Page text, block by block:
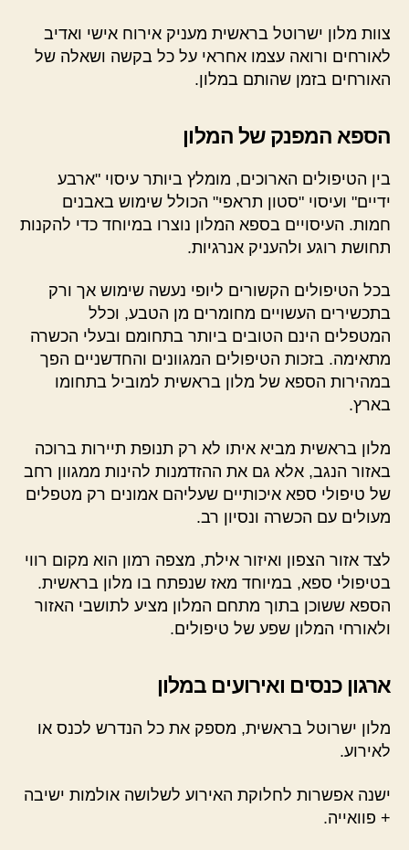
צוות מלון ישרוטל בראשית מעניק אירוח אישי ואדיב
לאורחים ורואה עצמו אחראי על כל בקשה ושאלה של
האורחים בזמן שהותם במלון.
הספא המפנק של המלון
בין הטיפולים הארוכים, מומלץ ביותר עיסוי "ארבע
ידיים" ועיסוי "סטון תראפי" הכולל שימוש באבנים
חמות. העיסויים בספא המלון נוצרו במיוחד כדי להקנות
תחושת רוגע ולהעניק אנרגיות.
בכל הטיפולים הקשורים ליופי נעשה שימוש אך ורק
בתכשירים העשויים מחומרים מן הטבע, וכלל
המטפלים הינם הטובים ביותר בתחומם ובעלי הכשרה
מתאימה. בזכות הטיפולים המגוונים והחדשניים הפך
במהירות הספא של מלון בראשית למוביל בתחומו
בארץ.
מלון בראשית מביא איתו לא רק תנופת תיירות ברוכה
באזור הנגב, אלא גם את ההזדמנות להינות ממגוון רחב
של טיפולי ספא איכותיים שעליהם אמונים רק מטפלים
מעולים עם הכשרה ונסיון רב.
לצד אזור הצפון ואיזור אילת, מצפה רמון הוא מקום רווי
בטיפולי ספא, במיוחד מאז שנפתח בו מלון בראשית.
הספא ששוכן בתוך מתחם המלון מציע לתושבי האזור
ולאורחי המלון שפע של טיפולים.
ארגון כנסים ואירועים במלון
מלון ישרוטל בראשית, מספק את כל הנדרש לכנס או
לאירוע.
ישנה אפשרות לחלוקת האירוע לשלושה אולמות ישיבה
+ פוואייה.